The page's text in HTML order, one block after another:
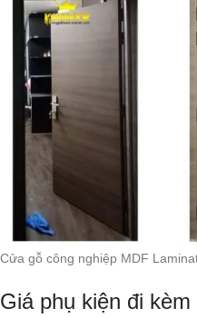
Cửa gỗ công nghiệp MDF
Giá phụ kiện đi